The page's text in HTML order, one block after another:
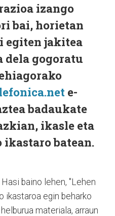
izango
bai, horietan
egiten jakitea
dela gogoratu
e-
badaukate
ikasle eta
batean.
baino lehen, "Lehen
ikastaroa egin beharko
materiala, arraun